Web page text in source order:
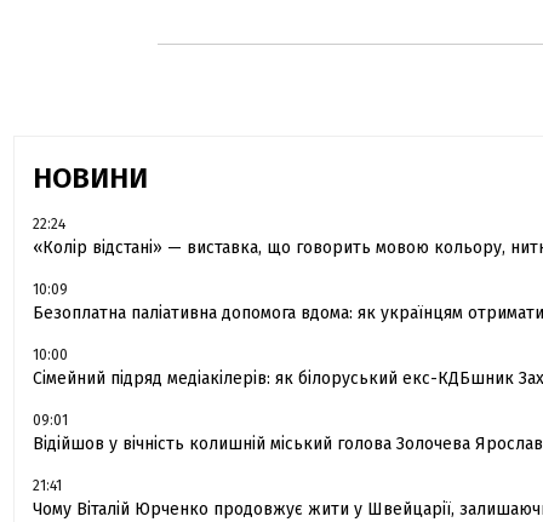
НОВИНИ
22:24
«Колір відстані» — виставка, що говорить мовою кольору,
10:09
Безоплатна паліативна допомога вдома: як українцям
10:00
Сімейний підряд медіакілерів: як білоруський екс-КДБшник
09:01
Відійшов у вічність колишній міський голова Золочева
21:41
Чому Віталій Юрченко продовжує жити у Швейцарії,